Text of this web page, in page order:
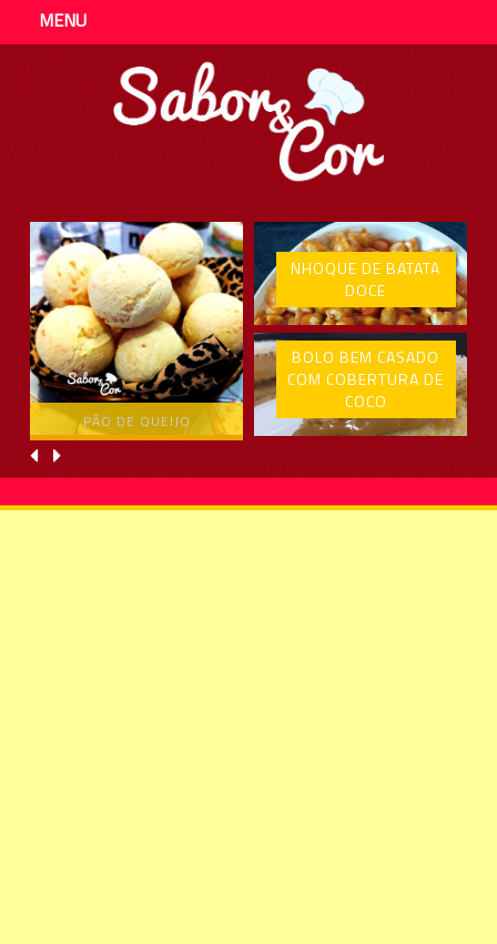
MENU
PÃO DE QUEIJO
NHOQUE DE BATATA
DOCE
BOLO BEM CASADO
COM COBERTURA DE
COCO